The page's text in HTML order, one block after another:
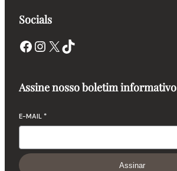
Socials
Facebook Instagram X TikTok
Assine nosso boletim informativo
E-MAIL *
Assinar